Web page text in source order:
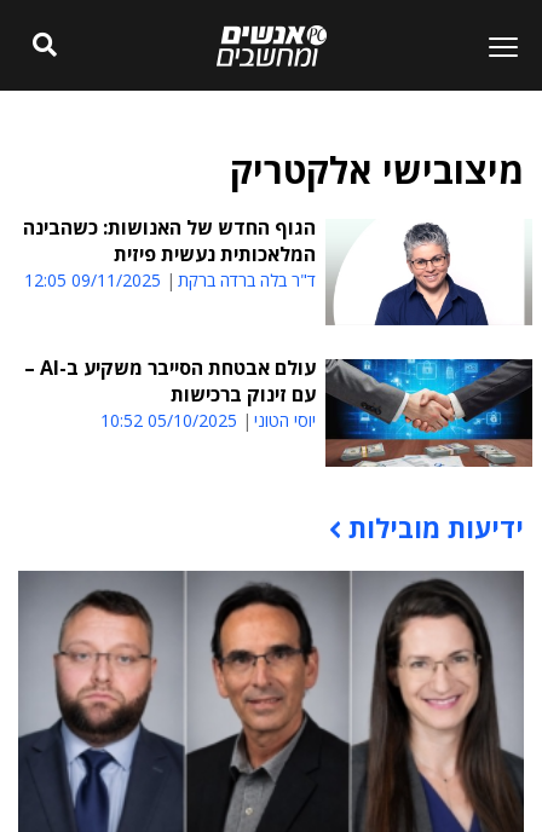
מיצובישי אלקטריק
הגוף החדש של האנושות: כשהבינה
המלאכותית נעשית פיזית
ד"ר בלה ברדה ברקת 09/11/2025 12:05
עולם אבטחת הסייבר משקיע ב-AI –
עם זינוק ברכישות
יוסי הטוני 05/10/2025 10:52
תוכן פרסומי
ידיעות מובילות